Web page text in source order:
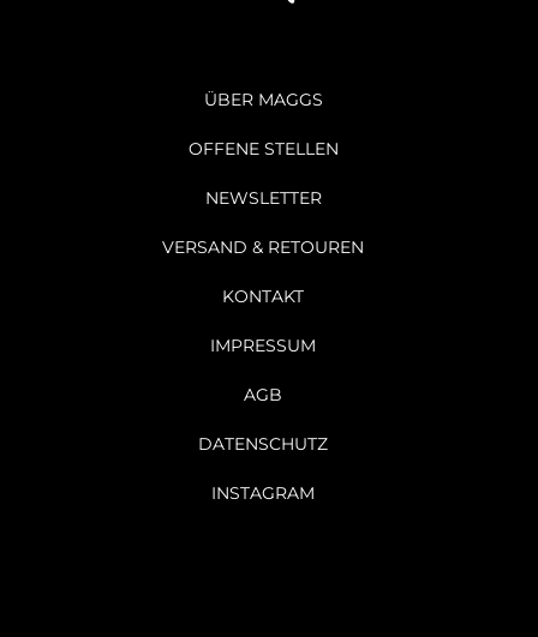
ÜBER MAGGS
OFFENE STELLEN
NEWSLETTER
VERSAND & RETOUREN
KONTAKT
IMPRESSUM
AGB
DATENSCHUTZ
INSTAGRAM